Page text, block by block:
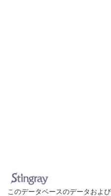
このデータベースのデータおよ